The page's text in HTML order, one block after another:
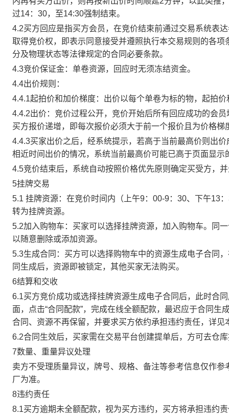
过14：30，至14:30强制结束。
4.2买方回应是指买方会员，在竞价结束前通过交易系统表
取得竞价权，即表示同意接受并遵照执行本交易规则的各
分及物理状态等法律规定的合同必要条款。
4.3竞价保证金：单卷资源，回应时无须冻结资金。
4.4出价规则：
4.4.1起拍价和加价梯度：出价以每个单卷为标的物，起拍
4.4.2出价：竞价过程公开，竞价开始后所有回应成功的会
买方报价递增，即每次报价必须大于前一个报价且为价格
4.4.3买家出价之后，经系统提示，若高于当前最高价则出
相近时间出价的情况，系统当前最高价可能已高于页面显示
4.5竞价结束后，系统自动按照价格优先原则确定买受方，
5挂牌交易
5.1 挂牌资源：在竞价时间内（上午9：00-9：30、下午13
转为挂牌资源。
5.2加入购物车：买家可以选择挂牌资源，加入购物车。同
以随意删除或添加资源。
5.3生成合同：买方可以选择购物车中的资源生成电子合同
同生成后，资源即被锁定，其他买家无法购买。
6结算和交收
6.1买方竞价成功或选择挂牌资源生成电子合同后，此时合
面，点击“合同配款”，完成在线全额配款，最迟应于合同
合同、资源不再保留，并要求买方依约承担违约责任，详见
6.2合同生效后，买家需在交易平台创建提单后，方可去仓
7数量、重量异议处理
卖方不受理质量异议，牌号、规格、备注等参考信息仅作
厂为准。
8违约责任
8.1买方逾期未全额配款，视为买方违约，买方将承担违约